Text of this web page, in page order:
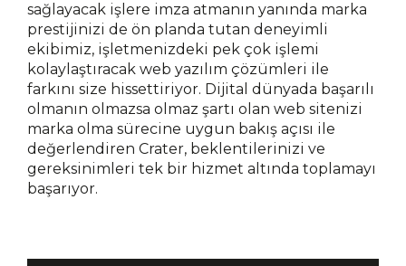
sağlayacak işlere imza atmanın yanında marka
prestijinizi de ön planda tutan deneyimli
ekibimiz, işletmenizdeki pek çok işlemi
kolaylaştıracak web yazılım çözümleri ile
farkını size hissettiriyor. Dijital dünyada başarılı
olmanın olmazsa olmaz şartı olan web sitenizi
marka olma sürecine uygun bakış açısı ile
değerlendiren Crater, beklentilerinizi ve
gereksinimleri tek bir hizmet altında toplamayı
başarıyor.